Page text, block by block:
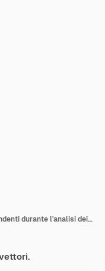
Concetto di leadership Team di dipendenti durante l'analisi dei dati delle riunioni di lavoro e la definizione degli obiettivi